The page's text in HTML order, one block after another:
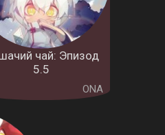
чай: Эпизод
5.5
ONA